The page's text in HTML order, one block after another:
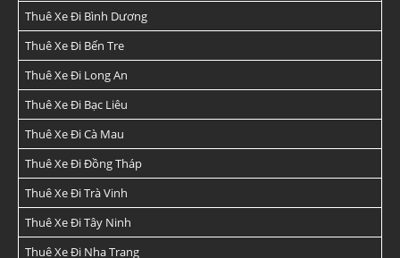
Thuê Xe Đi Bình Dương
Thuê Xe Đi Bến Tre
Thuê Xe Đi Long An
Thuê Xe Đi Bạc Liêu
Thuê Xe Đi Cà Mau
Thuê Xe Đi Đồng Tháp
Thuê Xe Đi Trà Vinh
Thuê Xe Đi Tây Ninh
Thuê Xe Đi Nha Trang